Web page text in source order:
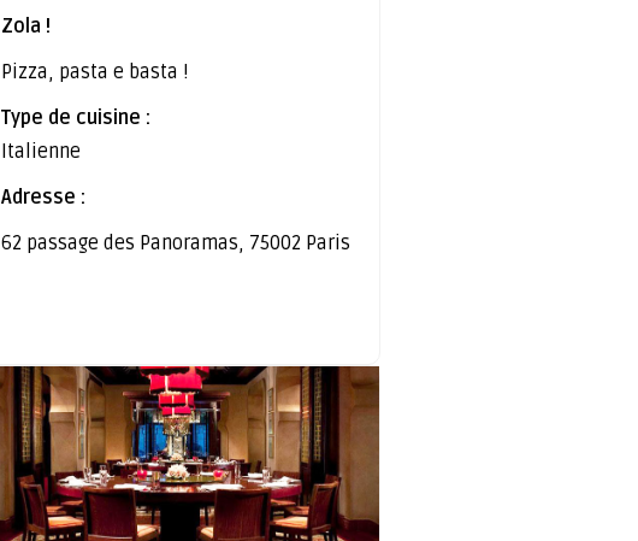
Zola !
Pizza, pasta e basta !
Type de cuisine :
Italienne
Adresse :
62 passage des Panoramas, 75002 Paris